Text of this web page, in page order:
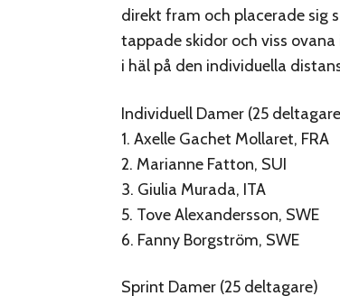
direkt fram och placerade sig
tappade skidor och viss
i häl på den individuella
Individuell Damer (25
1. Axelle Gachet Mollaret, FRA
2. Marianne Fatton, SUI
3. Giulia Murada, ITA
5. Tove Alexandersson, SWE
6. Fanny Borgström, SWE
Sprint Damer (25 deltagare)